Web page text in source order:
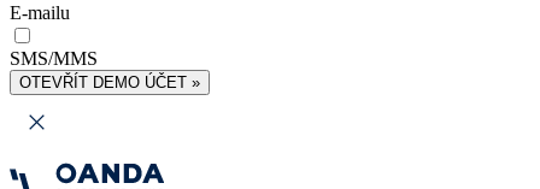
E-mailu
SMS/MMS
OTEVŘÍT DEMO ÚČET »